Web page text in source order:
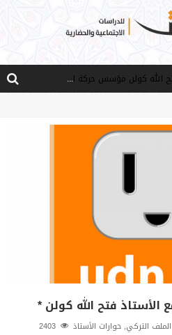
عارفا حكيما
الملف التركي, حوارات الأستاذ